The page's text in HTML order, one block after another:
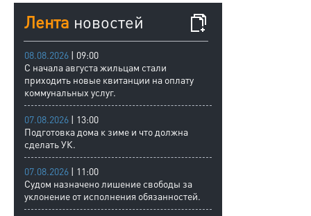
Лента новостей
08.08.2026 | 09:00
С начала августа жильцам стали
приходить новые квитанции на оплату
коммунальных услуг.
07.08.2026 | 13:00
Подготовка дома к зиме и что должна
сделать УК.
07.08.2026 | 11:00
Судом назначено лишение свободы за
уклонение от исполнения обязанностей.